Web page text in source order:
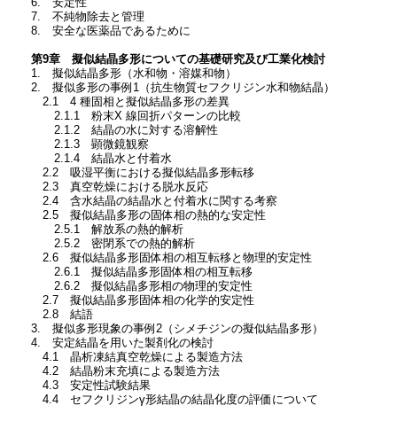
6. 安定性
7. 不純物除去と管理
8. 安全な医薬品であるために
第9章 擬似結晶多形についての基礎研究及び工業化検討
1. 擬似結晶多形（水和物・溶媒和物）
2. 擬似多形の事例1（抗生物質セフクリジン水和物結晶）
2.1 4 種固相と擬似結晶多形の差異
2.1.1 粉末X 線回折パターンの比較
2.1.2 結晶の水に対する溶解性
2.1.3 顕微鏡観察
2.1.4 結晶水と付着水
2.2 吸湿平衡における擬似結晶多形転移
2.3 真空乾燥における脱水反応
2.4 含水結晶の結晶水と付着水に関する考察
2.5 擬似結晶多形の固体相の熱的な安定性
2.5.1 解放系の熱的解析
2.5.2 密閉系での熱的解析
2.6 擬似結晶多形固体相の相互転移と物理的安定性
2.6.1 擬似結晶多形固体相の相互転移
2.6.2 擬似結晶多形相の物理的安定性
2.7 擬似結晶多形固体相の化学的安定性
2.8 結語
3. 擬似多形現象の事例2（シメチジンの擬似結晶多形）
4. 安定結晶を用いた製剤化の検討
4.1 晶析凍結真空乾燥による製造方法
4.2 結晶粉末充填による製造方法
4.3 安定性試験結果
4.4 セフクリジンγ形結晶の結晶化度の評価について